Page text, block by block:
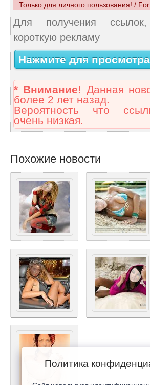
Только для личного пользования! /
Для получения ссылок,
короткую рекламу
Нажмите для просмотра
* Внимание! Данная
более 2 лет назад.
Вероятность что
очень низкая.
Похожие новости
Политика